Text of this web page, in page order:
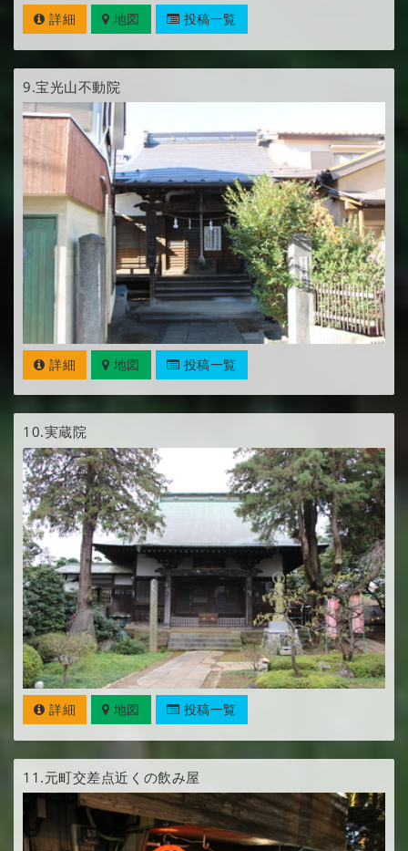
詳細 地図 投稿一覧
9.宝光山不動院
詳細 地図 投稿一覧
10.実蔵院
詳細 地図 投稿一覧
11.元町交差点近くの飲み屋